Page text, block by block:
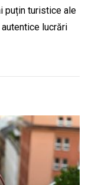
puțin turistice ale
lucrări